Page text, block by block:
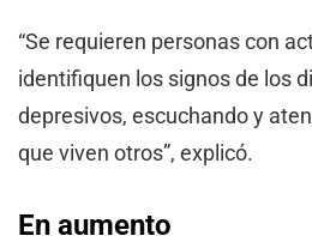
“Se requieren personas con
identifiquen los signos de los
depresivos, escuchando y
que viven otros”, explicó.
En aumento